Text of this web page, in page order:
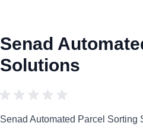
Senad
Solutions
Senad Automated Parcel